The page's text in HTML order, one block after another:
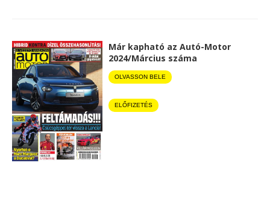
Már kapható az Autó-Motor
2024/Március száma
OLVASSON BELE
ELŐFIZETÉS